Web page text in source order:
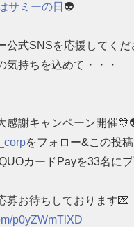
サミーの日 👽
公式SNSを応援してくだ
気持ちを込めて・・・
感謝キャンペーン開催
をフォロー&この投
カードPayを33名に
募お待ちしております💌
p0yZWmTlXD